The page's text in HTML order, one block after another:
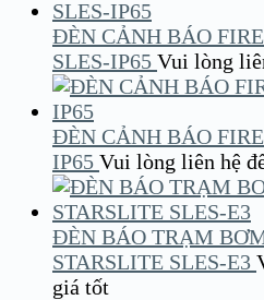
ĐÈN CẢNH BÁO
SLES-IP65 Vui lòng
ĐÈN CẢNH BÁO
IP65 Vui lòng liên hệ
ĐÈN BÁO TRẠM
STARSLITE SLES-E3
giá tốt